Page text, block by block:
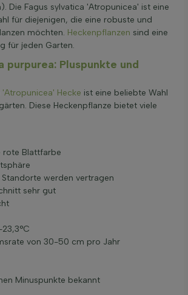
Die Fagus sylvatica 'Atropunicea' ist eine
für diejenigen, die eine robuste und
möchten. Heckenpflanzen sind eine
für jeden Garten.
purpurea: Pluspunkte und
'Atropunicea' Hecke ist eine beliebte Wahl
Diese Heckenpflanze bietet viele
rote Blattfarbe
werden vertragen
sehr gut
von 30-50 cm pro Jahr
Minuspunkte bekannt